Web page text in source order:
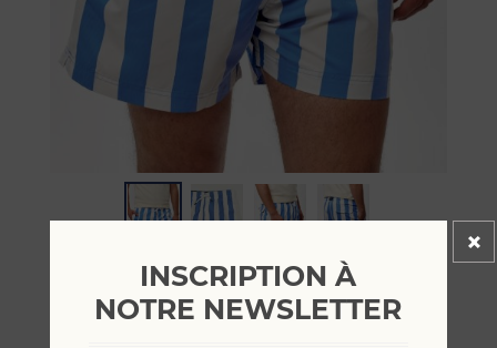
DÉSOLÉ, CE PRODUIT N'EST PLUS DISPONIBLE
INSCRIPTION À
NOTRE NEWSLETTER